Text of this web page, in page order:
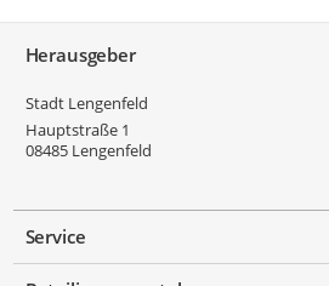
Herausgeber
Stadt Lengenfeld
Hauptstraße 1
08485 Lengenfeld
Service